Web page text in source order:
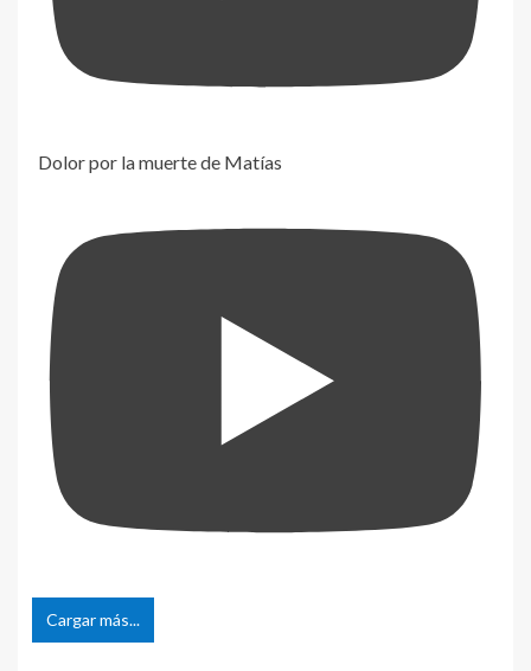
Dolor por la muerte de Matías
Cargar más...